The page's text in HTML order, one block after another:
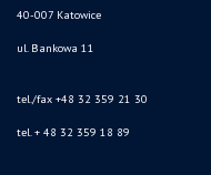
40-007 Katowice
ul. Bankowa 11
tel./fax +48 32 359 21 30
tel. + 48 32 359 18 89